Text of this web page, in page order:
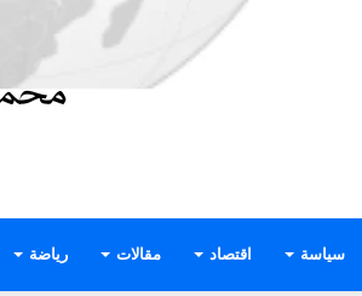
سياسة اقتصاد مقالات رياضة